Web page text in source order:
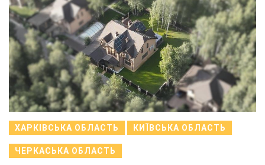
ХАРКІВСЬКА ОБЛАСТЬ КИЇВСЬКА ОБЛАСТЬ
ЧЕРКАСЬКА ОБЛАСТЬ